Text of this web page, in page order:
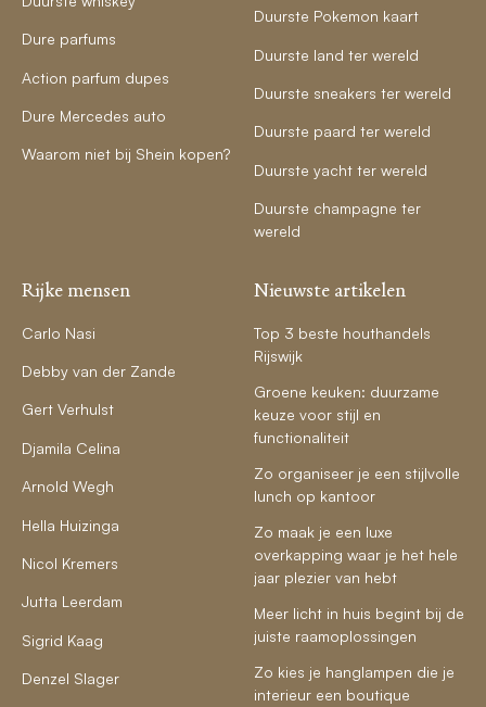
Dure parfums
Action parfum dupes
Dure Mercedes auto
Waarom niet bij Shein kopen?
Duurste Pokemon kaart
Duurste land ter wereld
Duurste sneakers ter wereld
Duurste paard ter wereld
Duurste yacht ter wereld
Duurste champagne ter
wereld
Rijke mensen
Carlo Nasi
Debby van der Zande
Gert Verhulst
Djamila Celina
Arnold Wegh
Hella Huizinga
Nicol Kremers
Jutta Leerdam
Sigrid Kaag
Denzel Slager
Nieuwste artikelen
Top 3 beste houthandels
Rijswijk
Groene keuken: duurzame
keuze voor stijl en
functionaliteit
Zo organiseer je een stijlvolle
lunch op kantoor
Zo maak je een luxe
overkapping waar je het hele
jaar plezier van hebt
Meer licht in huis begint bij de
juiste raamoplossingen
Zo kies je hanglampen die je
interieur een boutique